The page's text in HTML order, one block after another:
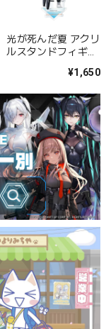
光が死んだ夏 アクリ
ルスタンドフィギュ
自転車通学 ver. ヒカ
¥1,650